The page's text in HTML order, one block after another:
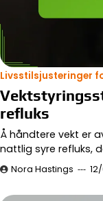
Livsstilsjusteringer
refluks
Å håndtere vekt er
nattlig syre refluks,
Nora Hastings